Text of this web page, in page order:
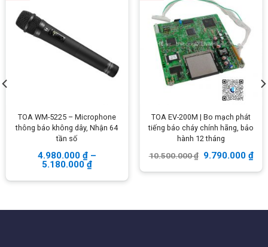
Kích thước
420(R)x 100.9© 280.3(S) mm
Trọng lượng
Một số tính năng nổi bật
TOA WM-5225 – Microphone
thông báo không dây, Nhận 64
tần số
4.980.000 ₫–
5.180.000 ₫
TOA EV-200M | Bo mạch phát
tiếng báo cháy chính hãng, bảo
hành 12 tháng
10.500.000₫ 9.790.000 ₫